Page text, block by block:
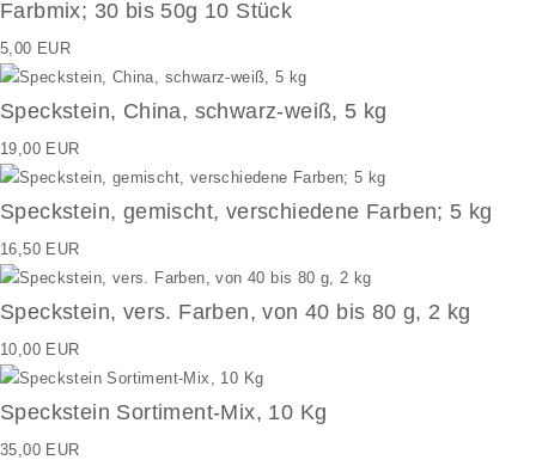
Farbmix; 30 bis 50g 10 Stück
5,00 EUR
Speckstein, China, schwarz-weiß, 5 kg
19,00 EUR
Speckstein, gemischt, verschiedene Farben; 5 kg
16,50 EUR
Speckstein, vers. Farben, von 40 bis 80 g, 2 kg
10,00 EUR
Speckstein Sortiment-Mix, 10 Kg
35,00 EUR